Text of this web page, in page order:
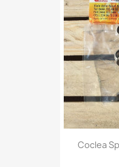
Coclea